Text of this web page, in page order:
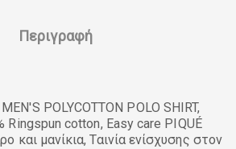
Περιγραφή
POLYCOTTON POLO SHIRT,
Ringspun cotton, Easy care PIQUÉ
και μανίκια, Ταινία ενίσχυσης στον